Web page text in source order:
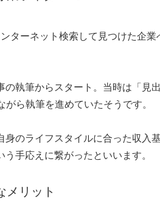
ターネット検索して見つけた企業
執筆からスタート。当時は「見
ら執筆を進めていたそうです。
のライフスタイルに合った収入
手応えに繋がったといいます。
メリット